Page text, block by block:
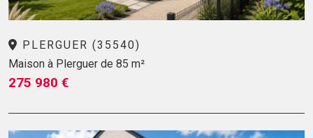
PLERGUER (35540)
Maison à Plerguer de 85 m²
275 980 €